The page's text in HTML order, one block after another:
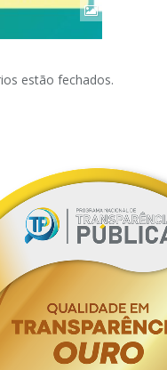
estão fechados.